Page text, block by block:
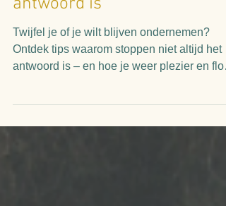
stoppen niet altijd het
antwoord is
Twijfel je of je wilt blijven ondernemen?